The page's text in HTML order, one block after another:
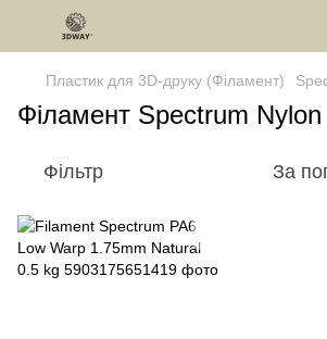
Пластик для 3D-друку (Філамент)
Філамент Spectrum Nylon
Фільтр За